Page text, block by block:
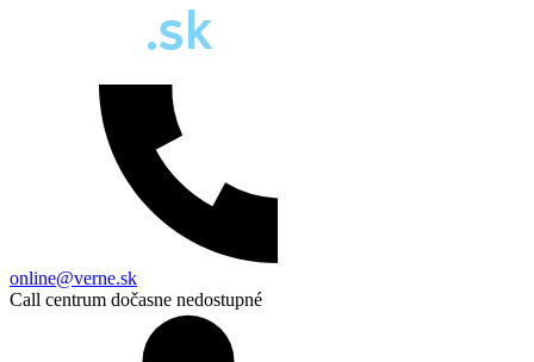
online@verne.sk
Call centrum dočasne nedostupné